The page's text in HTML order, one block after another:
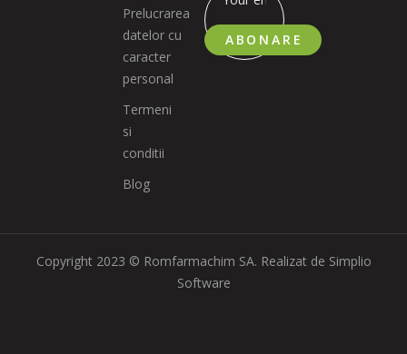
Prelucrarea
datelor cu
caracter
personal
Termeni
si
conditii
Blog
ABONARE
Copyright 2023 © Romfarmachim SA. Realizat de Simplio
Software